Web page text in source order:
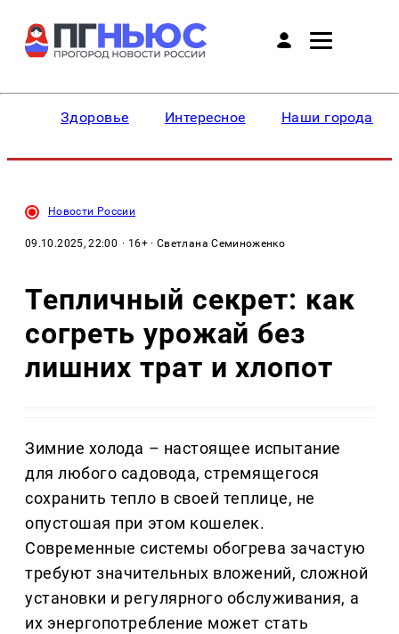
Здоровье Интересное Наши города
Новости России
09.10.2025, 22:00 · 16+ · Светлана Семиноженко
Тепличный секрет: как
согреть урожай без
лишних трат и хлопот
Зимние холода – настоящее испытание
для любого садовода, стремящегося
сохранить тепло в своей теплице, не
опустошая при этом кошелек.
Современные системы обогрева зачастую
требуют значительных вложений, сложной
установки и регулярного обслуживания, а
их энергопотребление может стать